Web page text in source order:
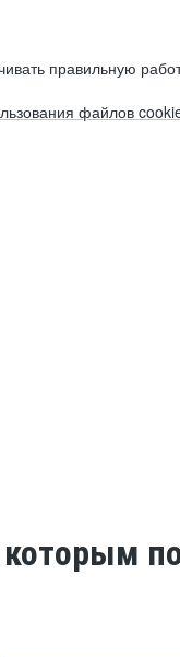
правильную
файлов
которым